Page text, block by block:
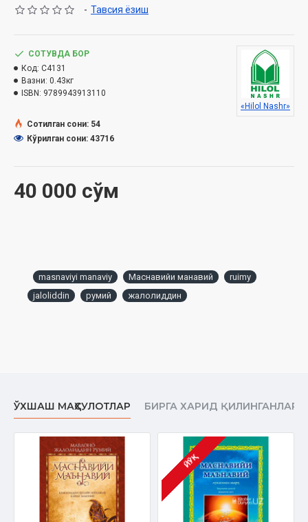
Ўлчами: 60×90 1/16
Ўзбекистон Республикаси Вазирлар Маҳкамаси ҳузуридаги
Дин ишлари бўйича қўмитанинг 2022 йилдаги 6674-сонли
хулосаси асосида тайёрланди.
- Тавсия ёзиш
40 000 сўм
СОТУВДА БОР
Код: C4131
Вазни: 0.43кг
ISBN: 9789943913110
«Hilol Nashr»
Сотилган сони: 54
Кўрилган сони: 43716
masnaviyi manaviy Маснавийи манавий
ruimy
jaloliddin
румий жалолиддин
ЎХШАШ МАҲСУЛОТЛАР БИРГА ХАРИД ҚИЛИНГАНЛАР
ЙЎҚ